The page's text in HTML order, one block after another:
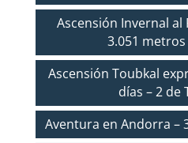
Ascensión Invernal
3.051
Ascensión Toubkal
días – 2 de
Aventura en Andorra –